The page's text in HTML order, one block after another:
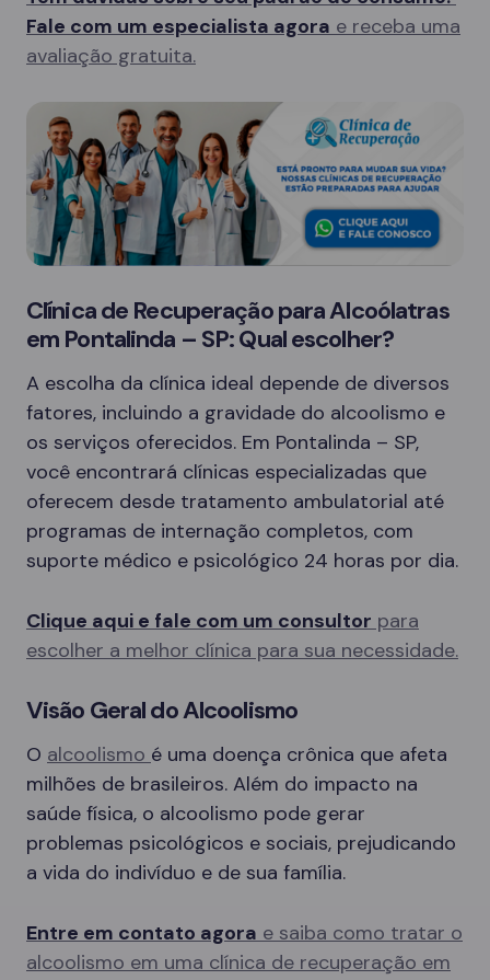
Fale com um especialista agora e receba uma
avaliação gratuita.
Clínica de Recuperação para Alcoólatras
em Pontalinda – SP: Qual escolher?
A escolha da clínica ideal depende de diversos
fatores, incluindo a gravidade do alcoolismo e
os serviços oferecidos. Em Pontalinda – SP,
você encontrará clínicas especializadas que
oferecem desde tratamento ambulatorial até
programas de internação completos, com
suporte médico e psicológico 24 horas por dia.
Clique aqui e fale com um consultor para
escolher a melhor clínica para sua necessidade.
Visão Geral do Alcoolismo
O alcoolismo é uma doença crônica que afeta
milhões de brasileiros. Além do impacto na
saúde física, o alcoolismo pode gerar
problemas psicológicos e sociais, prejudicando
a vida do indivíduo e de sua família.
Entre em contato agora e saiba como tratar o
alcoolismo em uma clínica de recuperação em